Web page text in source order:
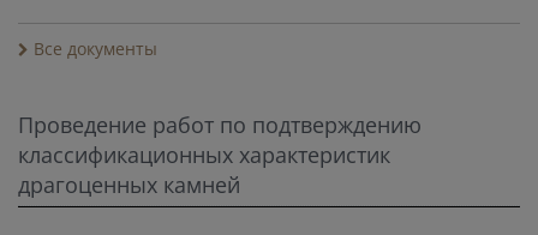
Все документы
Проведение работ по подтверждению
классификационных характеристик
драгоценных камней